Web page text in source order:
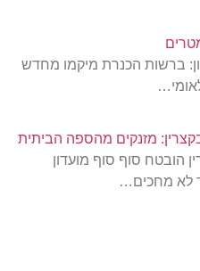
ברשות הכנרת מיקמו מחדש
בקצרין הובטח סוף סוף מועדון
לא מחכים…